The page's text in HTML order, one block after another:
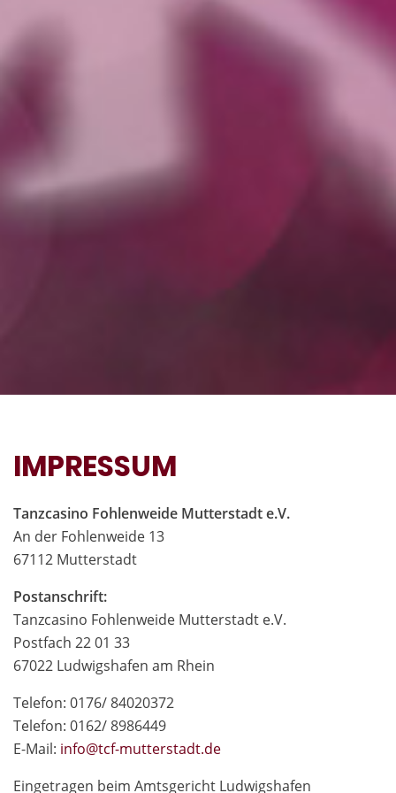
IMPRESSUM
Tanzcasino Fohlenweide Mutterstadt e.V.
An der Fohlenweide 13
67112 Mutterstadt
Postanschrift:
Tanzcasino Fohlenweide Mutterstadt e.V.
Postfach 22 01 33
67022 Ludwigshafen am Rhein
Telefon: 0176/ 84020372
Telefon: 0162/ 8986449
E-Mail: info@tcf-mutterstadt.de
Eingetragen beim Amtsgericht Ludwigshafen